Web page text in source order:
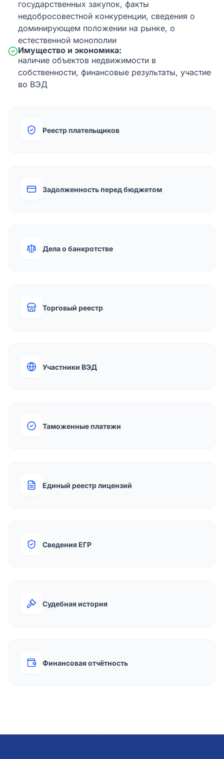
государственных закупок, факты
недобросовестной конкуренции, сведения о
доминирующем положении на рынке, о
естественной монополии
Имущество и экономика:
наличие объектов недвижимости в
собственности, финансовые результаты, участие
во ВЭД
Реестр плательщиков
Задолженность перед бюджетом
Дела о банкротстве
Торговый реестр
Участники ВЭД
Таможенные платежи
Единый реестр лицензий
Сведения ЕГР
Судебная история
Финансовая отчётность